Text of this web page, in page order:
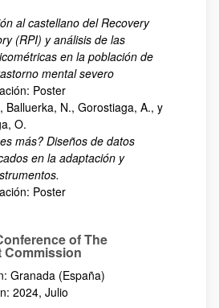
al castellano del Recovery
(RPI) y análisis de las
en la población de
mental severo
Poster
Balluerka, N., Gorostiaga, A., y
O.
más? Diseños de datos
en la adaptación y
Poster
of The
Commission
Granada (España)
2024, Julio